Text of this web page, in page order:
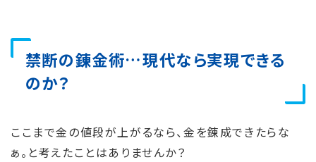
禁断の錬金術…現代なら実現できる
のか？
ここまで金の値段が上がるなら、金を錬成できたらな
ぁ。と考えたことはありませんか？